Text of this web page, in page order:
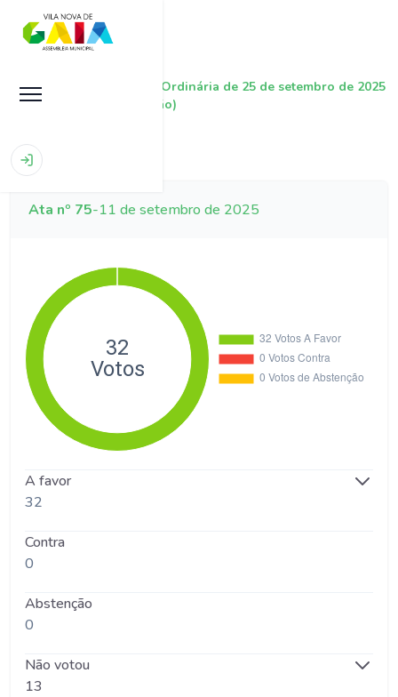
InícioSessões
Sessão Ordinária de 25 de setembro de 2025
(continuação)
Ata nº 75-11 de setembro de 2025
A favor
32
Contra
0
Abstenção
0
Não votou
13